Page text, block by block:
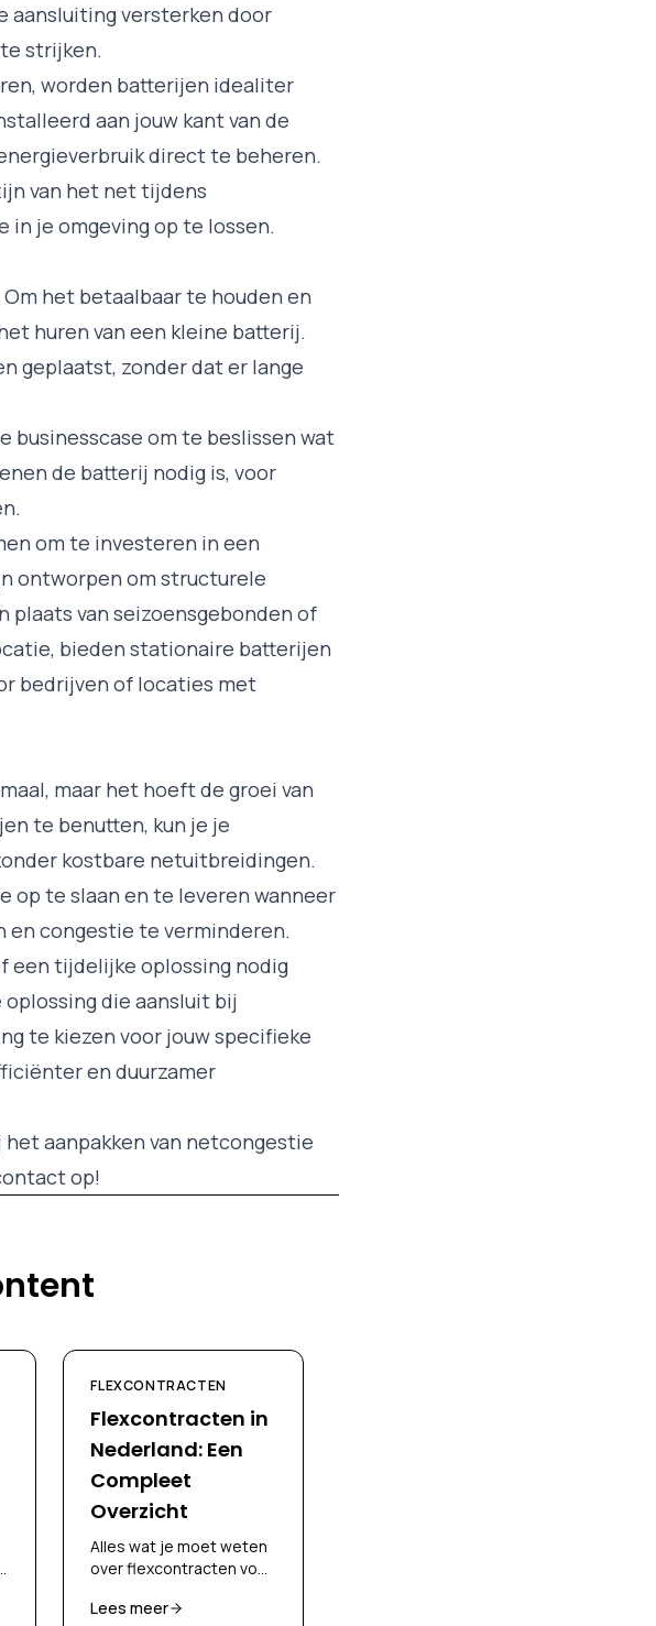
aansluiting versterken door
strijken.
worden batterijen idealiter
aan jouw kant van de
direct te beheren.
van het net tijdens
in je omgeving op te lossen.
het betaalbaar te houden en
huren van een kleine batterij.
geplaatst, zonder dat er lange
businesscase om te beslissen wat
de batterij nodig is, voor
om te investeren in een
ontworpen om structurele
van seizoensgebonden of
bieden stationaire batterijen
bedrijven of locaties met
maar het hoeft de groei van
te benutten, kun je je
kostbare netuitbreidingen.
te slaan en te leveren wanneer
en congestie te verminderen.
een tijdelijke oplossing nodig
die aansluit bij
te kiezen voor jouw specifieke
en duurzamer
aanpakken van netcongestie
op!
FLEXCONTRACTEN
Flexcontracten in
Nederland: Een
Compleet
Overzicht
Alles wat je moet weten
over flexcontracten voor
Nederland, CBC, CSC,
Lees meer